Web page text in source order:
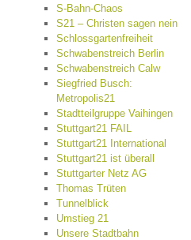
S-Bahn-Chaos
S21 – Christen sagen nein
Schlossgartenfreiheit
Schwabenstreich Berlin
Schwabenstreich Calw
Siegfried Busch:
Metropolis21
Stadtteilgruppe Vaihingen
Stuttgart21 FAIL
Stuttgart21 International
Stuttgart21 ist überall
Stuttgarter Netz AG
Thomas Trüten
Tunnelblick
Umstieg 21
Unsere Stadtbahn